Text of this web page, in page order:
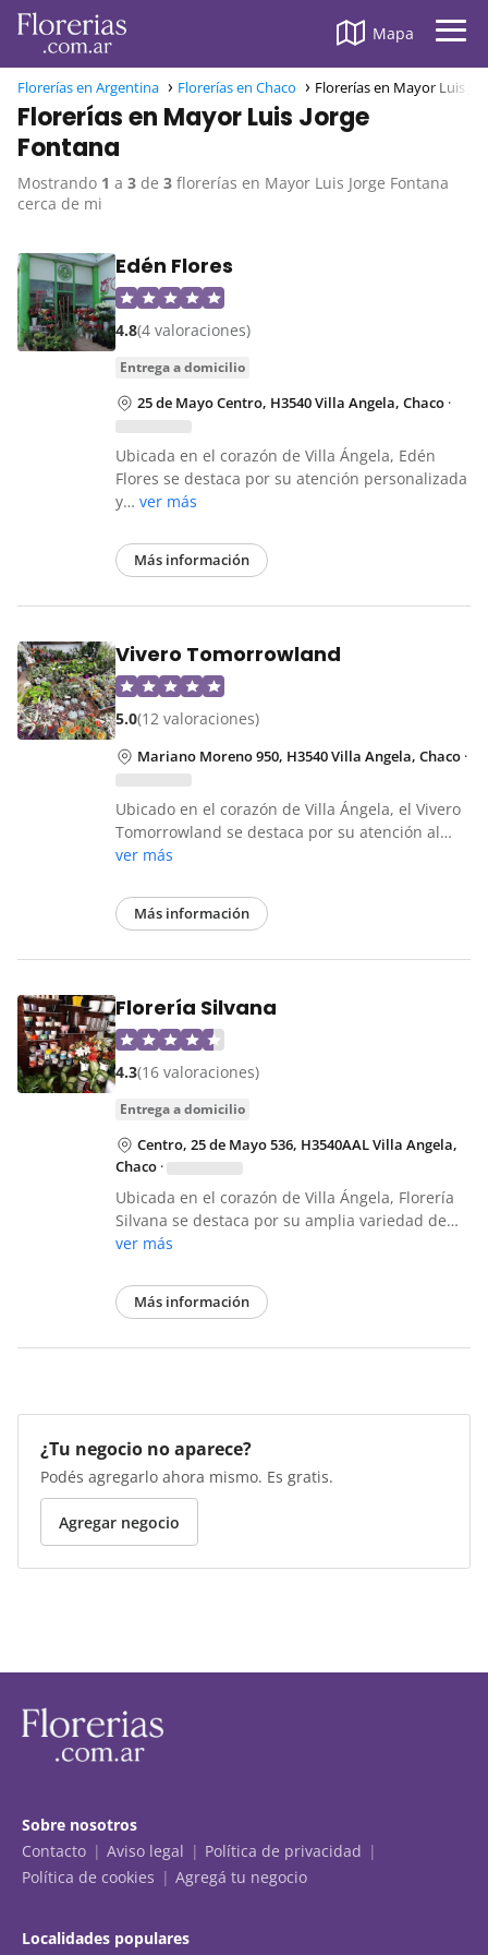
Mapa
Florerías en Argentina Florerías en Chaco Florerías en Mayor Luis
Florerías en Mayor Luis Jorge
Fontana
Mostrando 1 a 3 de 3 florerías en Mayor Luis Jorge Fontana
cerca de mi
Edén Flores
4.8(4 valoraciones)
entrega a domicilio
25 de Mayo Centro, H3540 Villa Angela, Chaco ·
Ubicada en el corazón de Villa Ángela, Edén
Flores se destaca por su atención personalizada
y… ver más
Más información
Vivero Tomorrowland
5.0(12 valoraciones)
Mariano Moreno 950, H3540 Villa Angela, Chaco ·
Ubicado en el corazón de Villa Ángela, el Vivero
Tomorrowland se destaca por su atención al…
ver más
Más información
Florería Silvana
4.3(16 valoraciones)
entrega a domicilio
Centro, 25 de Mayo 536, H3540AAL Villa Angela,
Chaco ·
Ubicada en el corazón de Villa Ángela, Florería
Silvana se destaca por su amplia variedad de…
ver más
Más información
¿Tu negocio no aparece?
Podés agregarlo ahora mismo. Es gratis.
Agregar negocio
Sobre nosotros
Contacto
Aviso legal
Política de privacidad
Política de cookies
Agregá tu negocio
Localidades populares